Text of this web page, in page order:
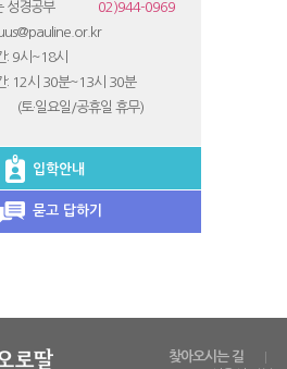
성경공부
02)944-0969
: 9시~18시
: 12시 30분~13시 30분
요일/공휴일 휴무)
입학안내
묻고 답하기
찾아오시는 길